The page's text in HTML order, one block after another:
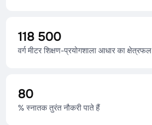
118 500
वर्ग मीटर शिक्षण-प्रयोगशाला आधार का क्षेत्रफल
80
% स्नातक तुरंत नौकरी पाते हैं